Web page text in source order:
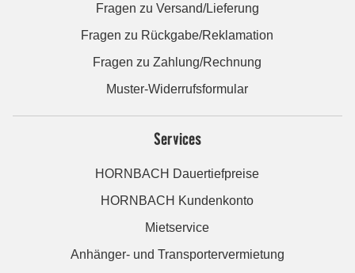
Fragen zu Versand/Lieferung
Fragen zu Rückgabe/Reklamation
Fragen zu Zahlung/Rechnung
Muster-Widerrufsformular
Services
HORNBACH Dauertiefpreise
HORNBACH Kundenkonto
Mietservice
Anhänger- und Transportervermietung